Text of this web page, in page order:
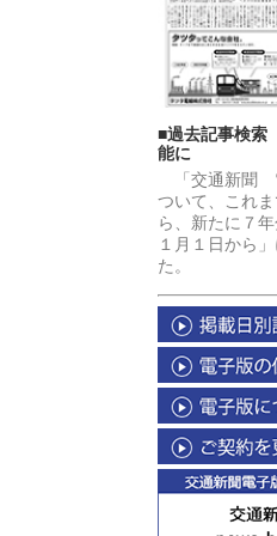
■過去記事検
能に
「交通新聞
ついて、これ
ら、新たに７
１月１日から
た。